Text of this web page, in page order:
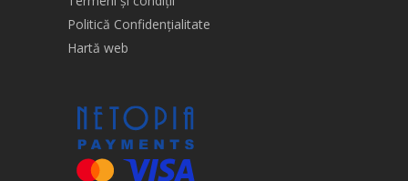
Politică Confidențialitate
Hartă web